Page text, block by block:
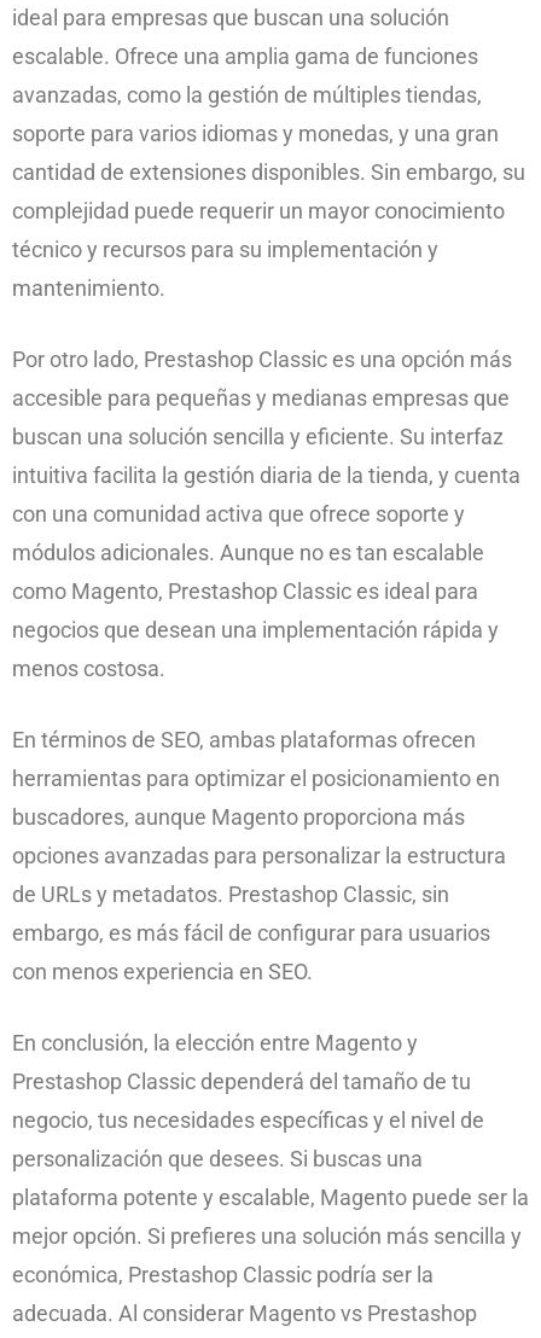
ideal para empresas que buscan una solución
escalable. Ofrece una amplia gama de funciones
avanzadas, como la gestión de múltiples tiendas,
soporte para varios idiomas y monedas, y una gran
cantidad de extensiones disponibles. Sin embargo, su
complejidad puede requerir un mayor conocimiento
técnico y recursos para su implementación y
mantenimiento.
Por otro lado, Prestashop Classic es una opción más
accesible para pequeñas y medianas empresas que
buscan una solución sencilla y eficiente. Su interfaz
intuitiva facilita la gestión diaria de la tienda, y cuenta
con una comunidad activa que ofrece soporte y
módulos adicionales. Aunque no es tan escalable
como Magento, Prestashop Classic es ideal para
negocios que desean una implementación rápida y
menos costosa.
En términos de SEO, ambas plataformas ofrecen
herramientas para optimizar el posicionamiento en
buscadores, aunque Magento proporciona más
opciones avanzadas para personalizar la estructura
de URLs y metadatos. Prestashop Classic, sin
embargo, es más fácil de configurar para usuarios
con menos experiencia en SEO.
En conclusión, la elección entre Magento y
Prestashop Classic dependerá del tamaño de tu
negocio, tus necesidades específicas y el nivel de
personalización que desees. Si buscas una
plataforma potente y escalable, Magento puede ser la
mejor opción. Si prefieres una solución más sencilla y
económica, Prestashop Classic podría ser la
adecuada. Al considerar Magento vs Prestashop